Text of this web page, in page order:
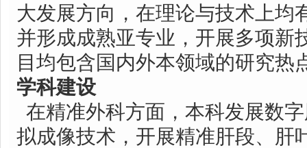
大发展方向，在理论与技术上均
并形成成熟亚专业，开展多项新
目均包含国内外本领域的研究热
学科建设
在精准外科方面，本科发展数
拟成像技术，开展精准肝段、肝